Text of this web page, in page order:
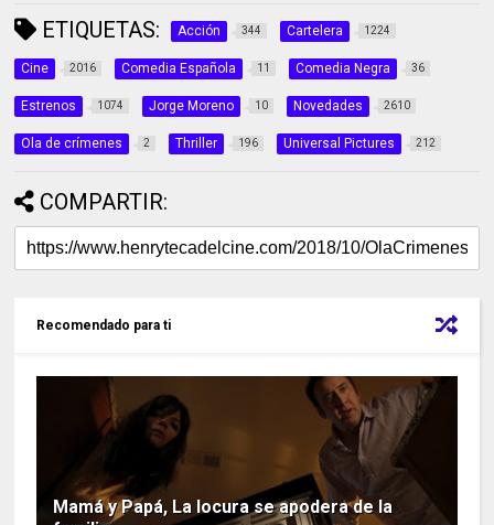
ETIQUETAS: Acción 344 Cartelera 1224
Cine 2016 Comedia Española 11 Comedia Negra 36
Estrenos 1074 Jorge Moreno 10 Novedades 2610
Ola de crímenes 2 Thriller 196 Universal Pictures 212
COMPARTIR:
Recomendado para ti
Mamá y Papá, La locura se apodera de la